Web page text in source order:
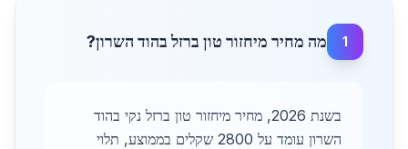
1 מה מחיר מיחזור טון ברזל בהוד השרון?
בשנת 2026, מחיר מיחזור טון ברזל נקי בהוד
השרון עומד על 2800 שקלים בממוצע, תלוי